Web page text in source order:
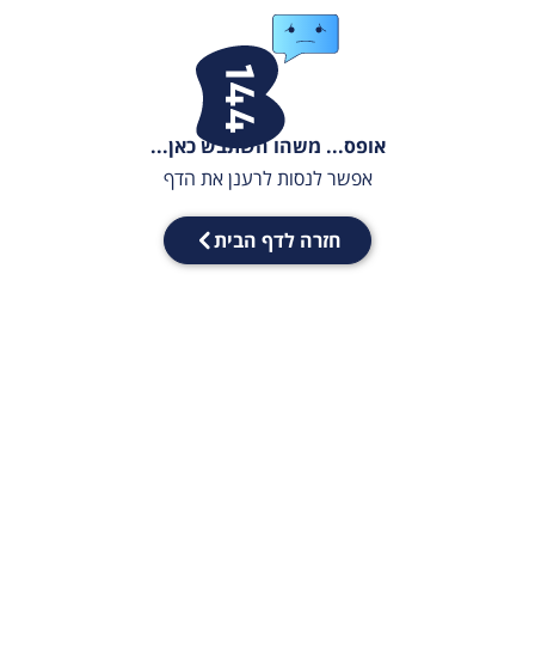
אופס... משהו השתבש כאן...
אפשר לנסות לרענן את הדף
חזרה לדף הבית